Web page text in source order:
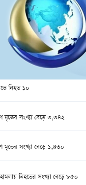
নিহত ১০
মৃতের সংখ্যা বেড়ে ৩,৩৪২
মৃতের সংখ্যা বেড়ে ১,৪৩০
নিহতের সংখ্যা বেড়ে ৮৫০